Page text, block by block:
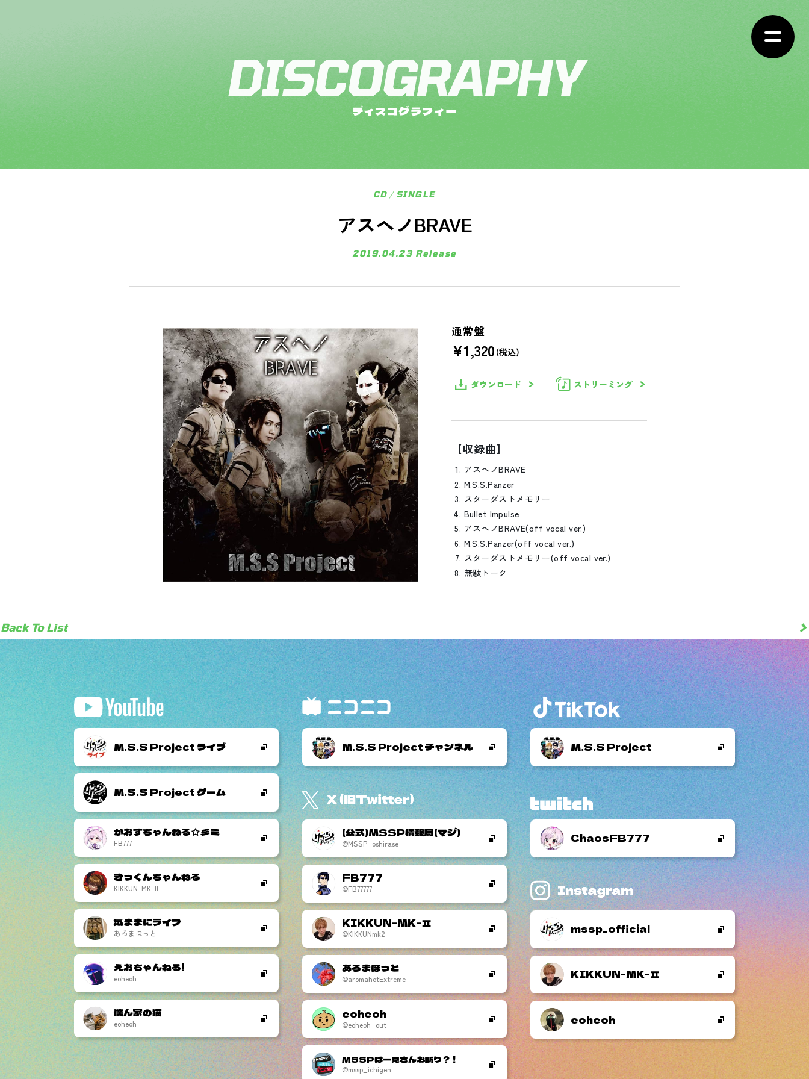
ディスコグラフィー
CD/ SINGLE
アスヘノBRAVE
2019.04.23 Release
通常盤
¥1,320 (税込)
ダウンロード ストリーミング
【収録曲】
アスヘノBRAVE
M.S.S.Panzer
スターダストメモリー
Bullet Impulse
アスヘノBRAVE(off vocal ver.)
M.S.S.Panzer(off vocal ver.)
スターダストメモリー(off vocal ver.)
無駄トーク
Back To List >
M.S.S Project ライブ
M.S.S Project ゲーム
かおすちゃんねる☆彡ミ
FB777
きっくんちゃんねる
KIKKUN-MK-II
気ままにライフ
あろまほっと
えおちゃんねる!
eoheoh
僕ん家の猫
eoheoh
M.S.S Project チャンネル M.S.S Project
(公式)MSSP情報局(マジ)
@MSSP_oshirase
FB777
@FB77777
KIKKUN-MK-
@KIKKUNmk2
あろまほっと
@aromahotExtreme
eoheoh
@eoheoh_out
MSSPは一見さんお断り？！
@mssp_ichigen
ChaosFB777
mssp_official
KIKKUN-MK-
eoheoh